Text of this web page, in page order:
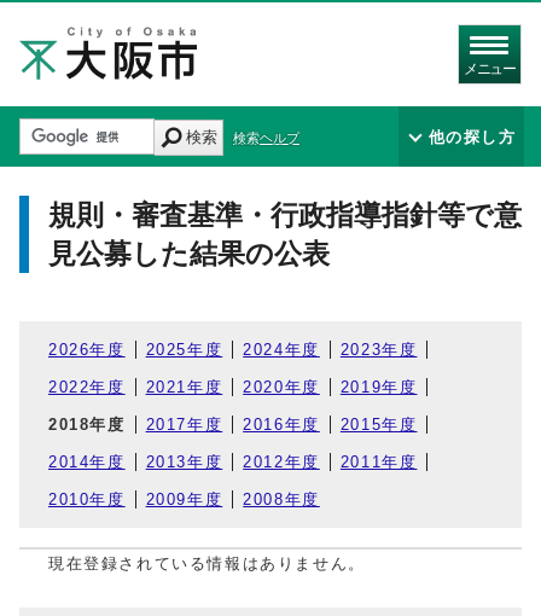
メニュー
検索 検索ヘルプ 他の探し方
規則・審査基準・行政指導指針等で意
見公募した結果の公表
2026年度 2025年度 2024年度 2023年度
2022年度 2021年度 2020年度 2019年度
2018年度 2017年度 2016年度 2015年度
2014年度 2013年度 2012年度 2011年度
2010年度 2009年度 2008年度
現在登録されている情報はありません。